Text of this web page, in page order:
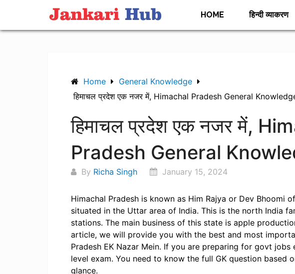
content
HOME हिन्दी व्याकरण
Home
General Knowledge
हिमाचल प्रदेश एक नजर में, Himachal Pradesh General
हिमाचल प्रदेश एक नजर में,
Pradesh General
By Richa Singh January 15, 2024
Himachal Pradesh is known as Him Rajya or Dev Bhoomi
situated in the Uttar area of India. This is the north India
stations. The main business of this state is apple
article, we will provide you with the best and most
Pradesh EK Nazar Mein. If you are preparing for govt
level exam. You need to know the full GK question based
glance.